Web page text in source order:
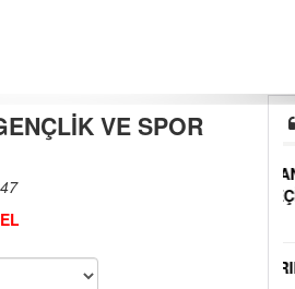
VE SPOR
ŞANTAJ-YALAN VE
REKABET SEÇİMİ
| 11 : 23 48
SEÇİM KARARINI KİM